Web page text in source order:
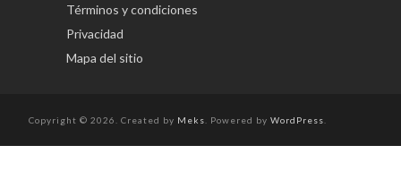
Términos y condiciones
Privacidad
Mapa del sitio
Copyright © 2026. Created by Meks . Powered by WordPress